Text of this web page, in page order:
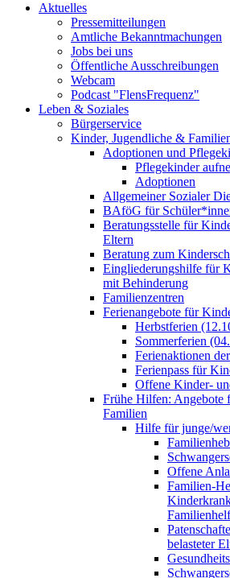
Aktuelles
Pressemitteilungen
Amtliche Bekanntmachungen
Jobs bei uns
Öffentliche Ausschreibungen
Webcam
Podcast "FlensFrequenz"
Leben & Soziales
Bürgerservice
Kinder, Jugendliche &
Adoptionen und
Pflegekinder
Adoptionen
Allgemeiner Sozialer
BAföG für
Beratungsstelle für
Eltern
Beratung zum
Eingliederungshilfe für
mit Behinderung
Familienzentren
Ferienangebote für
Herbstferien
Sommerferien
Ferienaktionen
Ferienpass für
Offene Kinder-
Frühe Hilfen: Angebote
Familien
Hilfe für junge/
Offene
Familien-
belasteter